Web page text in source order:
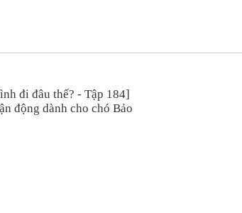
đi đâu thế? - Tập 184]
động dành cho chó Bảo